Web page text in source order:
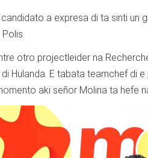
a expresa di ta sinti un
otro projectleider na
Hulanda. E tabata teamchef di
aki señor Molina ta hefe